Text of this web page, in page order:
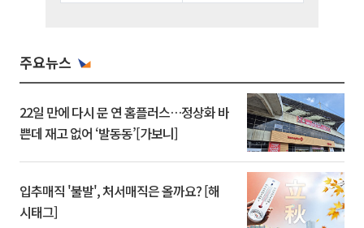
주요뉴스
22일 만에 다시 문 연 홈플러스…정상화 바
쁜데 재고 없어 ‘발동동’[가보니]
입추매직 '불발', 처서매직은 올까요? [해
시태그]